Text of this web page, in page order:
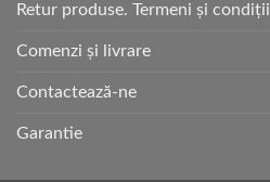
Retur produse. Termeni și condiții
Comenzi și livrare
Contactează-ne
Garantie